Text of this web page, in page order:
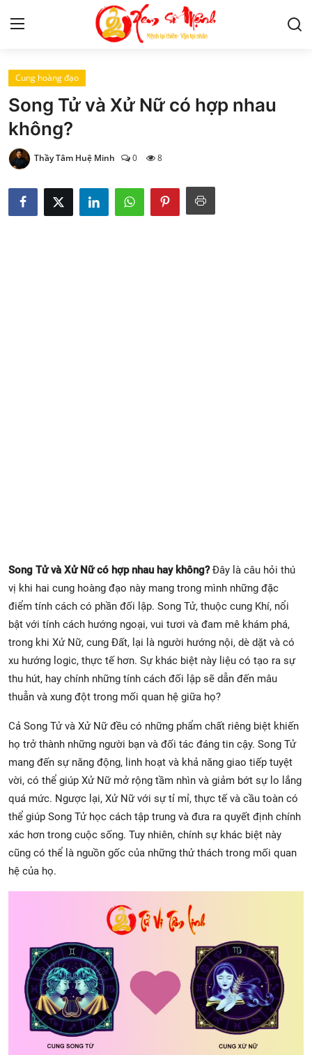
Tử Vi
Kiến Thức
Tâm linh
Phong thủy
Cung hoàng đạo
Song Tử và Xử Nữ có hợp nhau
không?
Thầy Tâm Huệ Minh 0 8
Song Tử và Xử Nữ có hợp nhau hay không?Đây là câu hỏi thú
vị khi hai cung hoàng đạo này mang trong mình những đặc
điểm tính cách có phần đối lập. Song Tử, thuộc cung Khí, nổi
bật với tính cách hướng ngoại, vui tươi và đam mê khám phá,
trong khi Xử Nữ, cung Đất, lại là người hướng nội, dè dặt và có
xu hướng logic, thực tế hơn. Sự khác biệt này liệu có tạo ra sự
thu hút, hay chính những tính cách đối lập sẽ dẫn đến mâu
thuẫn và xung đột trong mối quan hệ giữa họ?
Cả Song Tử và Xử Nữ đều có những phẩm chất riêng biệt khiến
họ trở thành những người bạn và đối tác đáng tin cậy. Song Tử
mang đến sự năng động, linh hoạt và khả năng giao tiếp tuyệt
vời, có thể giúp Xử Nữ mở rộng tầm nhìn và giảm bớt sự lo lắng
quá mức. Ngược lại, Xử Nữ với sự tỉ mỉ, thực tế và cầu toàn có
thể giúp Song Tử học cách tập trung và đưa ra quyết định chính
xác hơn trong cuộc sống. Tuy nhiên, chính sự khác biệt này
cũng có thể là nguồn gốc của những thử thách trong mối quan
hệ của họ.